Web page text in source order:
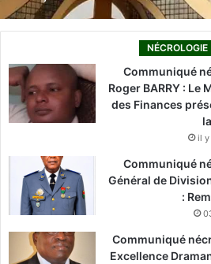
NÉCROLOGIE
Communiqué
Roger BARRY : Le
des Finances
il y
Communiqué
Général de
:
Communiqué
Excellence